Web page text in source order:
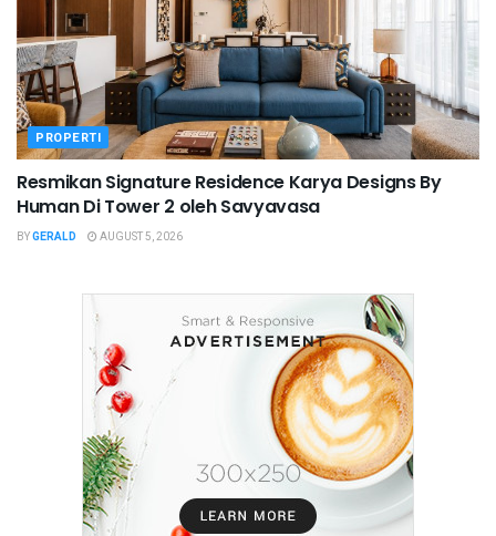
PROPERTI
Resmikan Signature Residence Karya Designs By
Human Di Tower 2 oleh Savyavasa
BYGERALD AUGUST 5, 2026